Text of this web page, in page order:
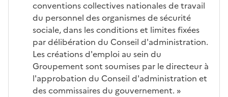
conventions collectives nationales de travail
du personnel des organismes de sécurité
sociale, dans les conditions et limites fixées
par délibération du Conseil d'administration.
Les créations d'emploi au sein du
Groupement sont soumises par le directeur à
l'approbation du Conseil d'administration et
des commissaires du gouvernement. »